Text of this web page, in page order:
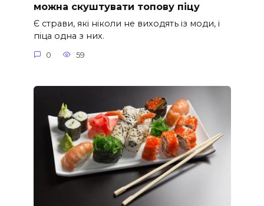
можна скуштувати топову піцу
Є страви, які ніколи не виходять із моди, і
піца одна з них.
0 59